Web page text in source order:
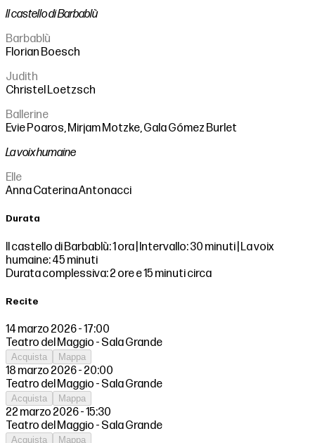
Il castello di Barbablù
Barbablù
Florian Boesch
Judith
Christel Loetzsch
Ballerine
Evie Poaros, Mirjam Motzke, Gala Gómez Burlet
La voix humaine
Elle
Anna Caterina Antonacci
Durata
Il castello di Barbablù: 1 ora | Intervallo: 30 minuti | La voix
humaine: 45 minuti
Durata complessiva: 2 ore e 15 minuti circa
Recite
14 marzo 2026 - 17:00
Teatro del Maggio - Sala Grande
Acquista Mappa
18 marzo 2026 - 20:00
Teatro del Maggio - Sala Grande
Acquista Mappa
22 marzo 2026 - 15:30
Teatro del Maggio - Sala Grande
Acquista Mappa